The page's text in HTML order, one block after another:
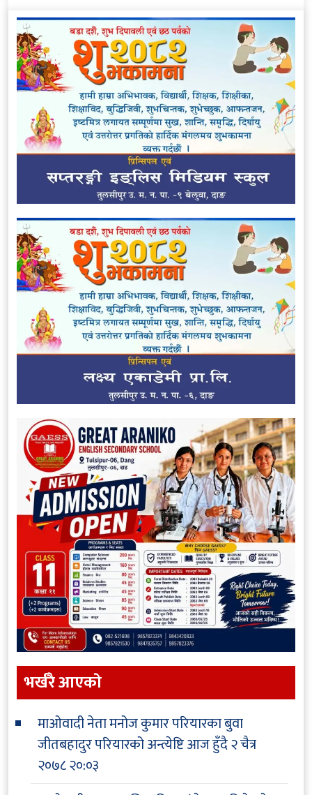
भर्खरै आएकाे
माओवादी नेता मनोज कुमार परियारका बुवा
जीतबहादुर परियारको अन्त्येष्टि आज हुँदै२ चैत्र
२०७८ २०:०३